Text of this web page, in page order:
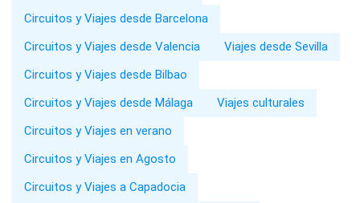
Circuitos y Viajes desde Barcelona
Circuitos y Viajes desde Valencia
Viajes desde Sevilla
Circuitos y Viajes desde Bilbao
Circuitos y Viajes desde Málaga
Viajes culturales
Circuitos y Viajes en verano
Circuitos y Viajes en Agosto
Circuitos y Viajes a Capadocia